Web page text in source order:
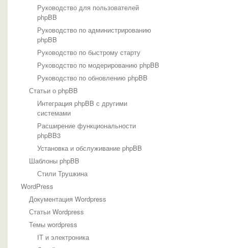
Руководство для пользователей
phpBB
Руководство по администрированию
phpBB
Руководство по быстрому старту
Руководство по модерированию phpBB
Руководство по обновлению phpBB
Статьи о phpBB
Интеграция phpBB с другими
системами
Расширение функциональности
phpBB3
Установка и обслуживание phpBB
Шаблоны phpBB
Стили Трушкина
WordPress
Документация Wordpress
Статьи Wordpress
Темы wordpress
IT и электроника